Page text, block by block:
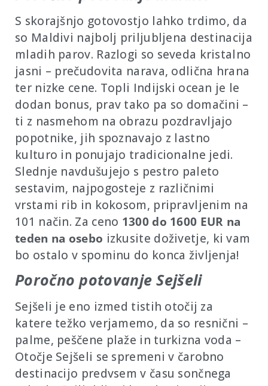
S skorajšnjo gotovostjo lahko trdimo, da
so Maldivi najbolj priljubljena destinacija
mladih parov. Razlogi so seveda kristalno
jasni – prečudovita narava, odlična hrana
ter nizke cene. Topli Indijski ocean je le
dodan bonus, prav tako pa so domačini –
ti z nasmehom na obrazu pozdravljajo
popotnike, jih spoznavajo z lastno
kulturo in ponujajo tradicionalne jedi.
Slednje navdušujejo s pestro paleto
sestavim, najpogosteje z različnimi
vrstami rib in kokosom, pripravljenim na
101 način. Za ceno 1300 do 1600 EUR na
teden na osebo izkusite doživetje, ki vam
bo ostalo v spominu do konca življenja!
Poročno potovanje Sejšeli
Sejšeli je eno izmed tistih otočij za
katere težko verjamemo, da so resnični –
palme, peščene plaže in turkizna voda –
Otočje Sejšeli se spremeni v čarobno
destinacijo predvsem v času sončnega